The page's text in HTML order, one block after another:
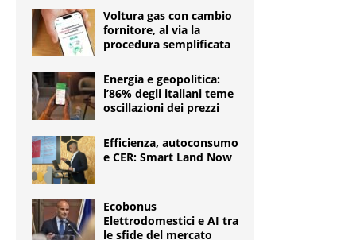
Voltura gas con cambio
fornitore, al via la
procedura semplificata
Energia e geopolitica:
l’86% degli italiani teme
oscillazioni dei prezzi
Efficienza, autoconsumo
e CER: Smart Land Now
Ecobonus
Elettrodomestici e AI tra
le sfide del mercato